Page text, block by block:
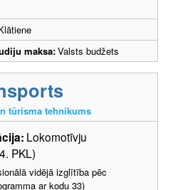
maksa:Valsts budžets
tūrisma tehnikums
Lokomotīvju
PKL)
vidējā izglītība pēc
ar kodu 33)